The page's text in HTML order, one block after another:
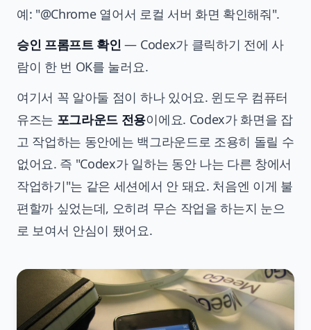
예: "@Chrome 열어서 로컬 서버 화면 확인해줘".
승인 프롬프트 확인 — Codex가 클릭하기 전에 사
람이 한 번 OK를 눌러요.
여기서 꼭 알아둘 점이 하나 있어요. 윈도우 컴퓨터
유즈는 포그라운드 전용이에요. Codex가 화면을 잡
고 작업하는 동안에는 백그라운드로 조용히 돌릴 수
없어요. 즉 "Codex가 일하는 동안 나는 다른 창에서
작업하기"는 같은 세션에서 안 돼요. 처음엔 이게 불
편할까 싶었는데, 오히려 무슨 작업을 하는지 눈으
로 보여서 안심이 됐어요.